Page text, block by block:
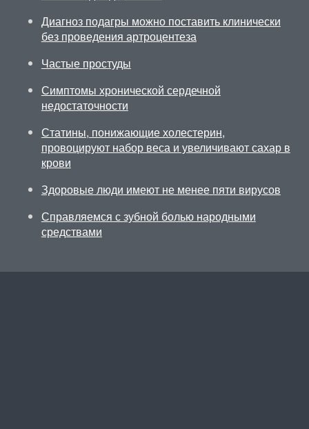
Диагноз подагры можно поставить клинически
без проведения артроцентеза
Частые простуды
Симптомы хронической сердечной
недостаточности
Статины, понижающие холестерин,
провоцируют набор веса и увеличивают сахар в
крови
Здоровые люди имеют не менее пяти вирусов
Справляемся с зубной болью народными
средствами